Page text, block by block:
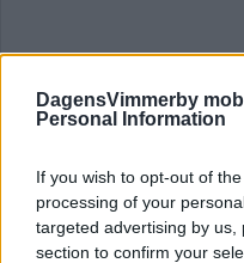
DagensVimmerby
Personal Information
If you wish to opt-out of
processing of your
targeted advertising by
section to confirm your
VIBK ska
inspiration"
INNEBANDY 05 mars 2026